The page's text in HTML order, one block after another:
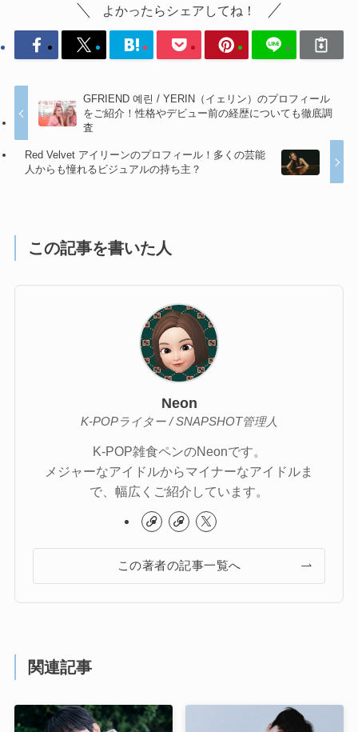
よかったらシェアしてね！
GFRIEND 예린 / YERIN（イェリン）のプロフィール
をご紹介！性格やデビュー前の経歴についても徹底調
査
Red Velvet アイリーンのプロフィール！多くの芸能
人からも憧れるビジュアルの持ち主？
この記事を書いた人
Neon
K-POPライター / SNAPSHOT管理人
K-POP雑食ペンのNeonです。
メジャーなアイドルからマイナーなアイドルま
で、幅広くご紹介しています。
この著者の記事一覧へ
関連記事